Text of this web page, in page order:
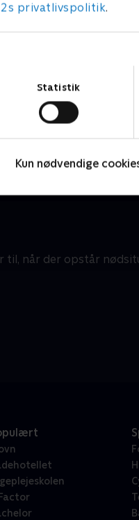
2s privatlivspolitik.
Statistik
Kun nødvendige
til, når der opstår